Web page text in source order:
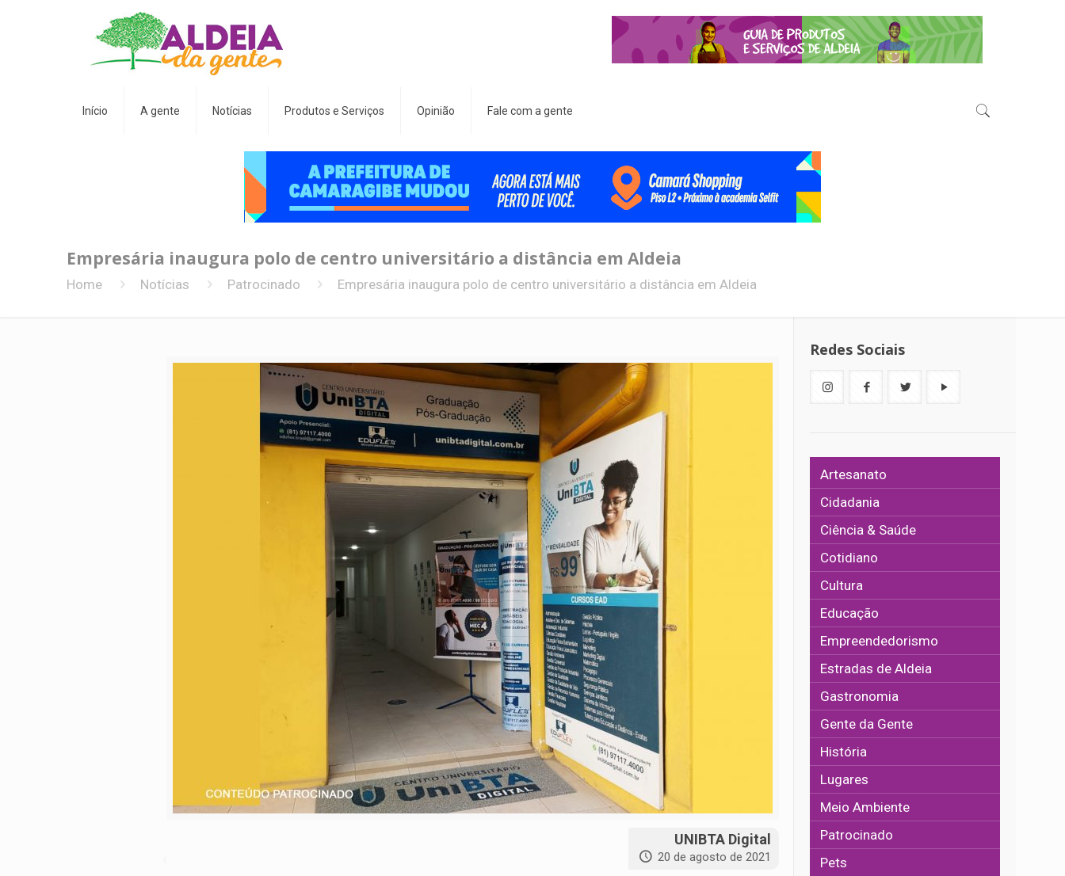
Início A gente Notícias Produtos e Serviços Opinião Fale com a gente
Empresária inaugura polo de centro universitário a distância em Aldeia
Home Notícias Patrocinado Empresária inaugura polo de centro universitário a distância em Aldeia
UNIBTA Digital
20 de agosto de 2021
Redes Sociais
Artesanato
Cidadania
Ciência & Saúde
Cotidiano
Cultura
Educação
Empreendedorismo
Estradas de Aldeia
Gastronomia
Gente da Gente
História
Lugares
Meio Ambiente
Patrocinado
Pets